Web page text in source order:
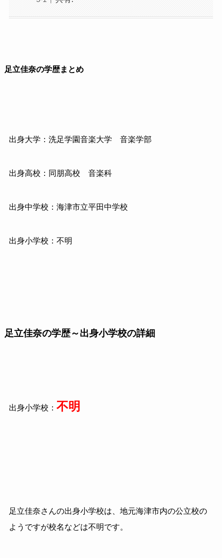
足立佳奈の学歴まとめ
出身大学：洗足学園音楽大学 音楽学部
出身高校：同朋高校 音楽科
出身中学校：海津市立平田中学校
出身小学校：不明
足立佳奈の学歴～出身小学校の詳細
出身小学校： 不明
足立佳奈さんの出身小学校は、地元海津市内の公立校の
ようですが校名などは不明です。